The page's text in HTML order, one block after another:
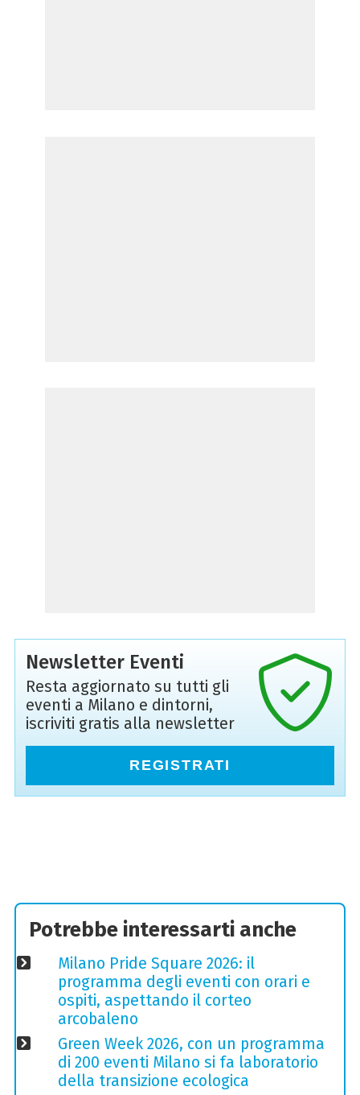
Newsletter Eventi
Resta aggiornato su tutti gli
eventi a Milano e dintorni,
iscriviti gratis alla newsletter
REGISTRATI
Potrebbe interessarti anche
Milano Pride Square 2026: il
programma degli eventi con orari e
ospiti, aspettando il corteo
arcobaleno
Green Week 2026, con un programma
di 200 eventi Milano si fa laboratorio
della transizione ecologica